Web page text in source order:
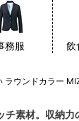
務服 飲
ラウンドカラー
チ素材。収納力